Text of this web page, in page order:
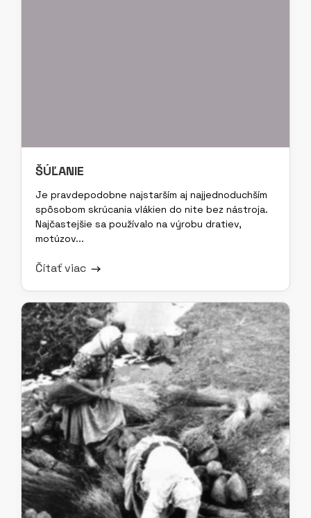
ŠÚĽANIE
Je pravdepodobne najstarším aj najjednoduchším
spôsobom skrúcania vlákien do nite bez nástroja.
Najčastejšie sa používalo na výrobu dratiev,
motúzov...
Čítať viac